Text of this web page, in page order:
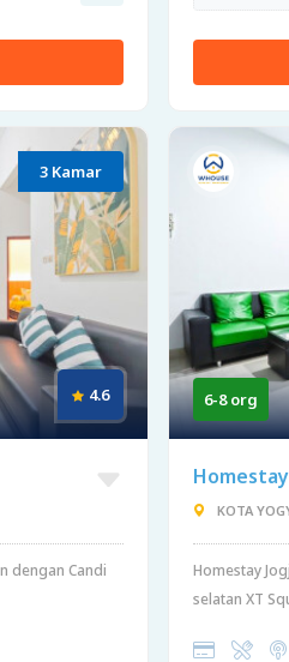
3 Kamar
4.6
dengan Candi
6-8 org
KOTA
Homestay
selatan XT